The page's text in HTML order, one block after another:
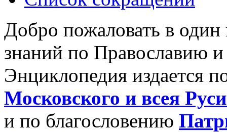
Добро пожаловать в
знаний по Православию
Энциклопедия издается
Московского и всея
и по благословению